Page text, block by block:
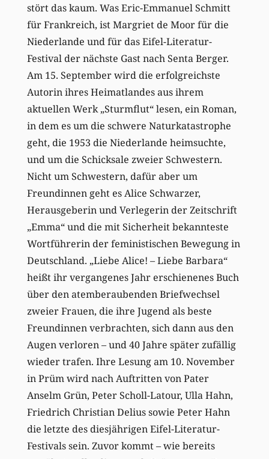
stört das kaum. Was Eric-Emmanuel Schmitt
für Frankreich, ist Margriet de Moor für die
Niederlande und für das Eifel-Literatur-
Festival der nächste Gast nach Senta Berger.
Am 15. September wird die erfolgreichste
Autorin ihres Heimatlandes aus ihrem
aktuellen Werk „Sturmflut“ lesen, ein Roman,
in dem es um die schwere Naturkatastrophe
geht, die 1953 die Niederlande heimsuchte,
und um die Schicksale zweier Schwestern.
Nicht um Schwestern, dafür aber um
Freundinnen geht es Alice Schwarzer,
Herausgeberin und Verlegerin der Zeitschrift
„Emma“ und die mit Sicherheit bekannteste
Wortführerin der feministischen Bewegung in
Deutschland. „Liebe Alice! – Liebe Barbara“
heißt ihr vergangenes Jahr erschienenes Buch
über den atemberaubenden Briefwechsel
zweier Frauen, die ihre Jugend als beste
Freundinnen verbrachten, sich dann aus den
Augen verloren – und 40 Jahre später zufällig
wieder trafen. Ihre Lesung am 10. November
in Prüm wird nach Auftritten von Pater
Anselm Grün, Peter Scholl-Latour, Ulla Hahn,
Friedrich Christian Delius sowie Peter Hahn
die letzte des diesjährigen Eifel-Literatur-
Festivals sein. Zuvor kommt – wie bereits